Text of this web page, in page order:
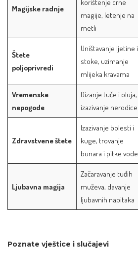
Magijske radnje
korištenje crne
magije, letenje na
metli
Štete
poljoprivredi
Uništavanje ljetine i
stoke, uzimanje
mlijeka kravama
Vremenske
nepogode
Dizanje tuče i oluja,
izazivanje nerodice
Zdravstvene štete
Izazivanje bolesti i
kuge, trovanje
bunara i pitke vode
Ljubavna magija
Začaravanje tuđih
muževa, davanje
ljubavnih napitaka
Poznate vještice i slučajevi